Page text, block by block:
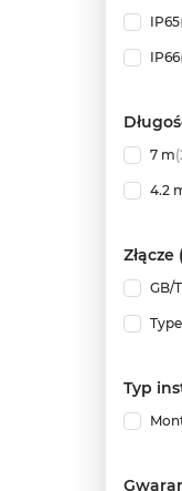
IP65
IP66
7 m
4.2
Złącze
GB/T
Typ